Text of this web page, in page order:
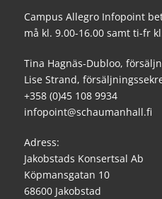
Campus Allegro Infopoint
må kl. 9.00-16.00 samt ti-fr
Tina Hagnäs-Dubloo,
Lise Strand,
+358 (0)45 108 9934
infopoint@schaumanhall.fi
Adress:
Jakobstads Konsertsal Ab
Köpmansgatan 10
68600 Jakobstad